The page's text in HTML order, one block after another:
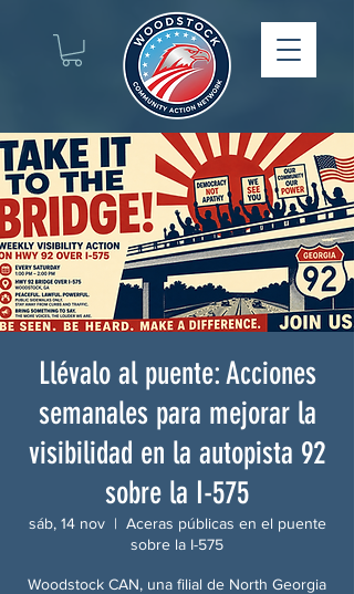
Llévalo al puente: Acciones
semanales para mejorar la
visibilidad en la autopista 92
sobre la I-575
sáb, 14 nov
  |
Aceras públicas en el puente
sobre la I-575
Woodstock CAN, una filial de North Georgia